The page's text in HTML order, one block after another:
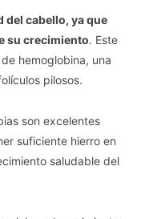
del cabello, ya que
su crecimiento. Este
hemoglobina, una
pilosos.
son excelentes
suficiente hierro en
saludable del